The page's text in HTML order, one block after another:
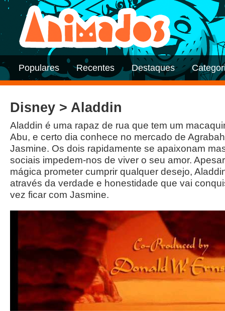
Populares Recentes Destaques
Disney > Aladdin
Aladdin é uma rapaz de rua que tem um
Abu, e certo dia conhece no mercado de
Jasmine. Os dois rapidamente se apaixonam
sociais impedem-nos de viver o seu amor.
mágica prometer cumprir qualquer desejo,
através da verdade e honestidade que vai
vez ficar com Jasmine.